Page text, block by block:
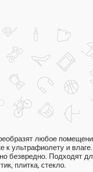
любое
к ультрафиолету и
безвредно. Подходят
плитка, стекло.